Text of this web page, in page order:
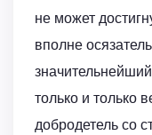
не может
вполне
только и только
добродетель со